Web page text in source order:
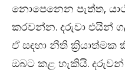
නොපෙනෙන පැත්ත,
කරවන්න. දරුවා එයින්
ඒ සඳහා නීති
ඔබට කළ හැකියි.